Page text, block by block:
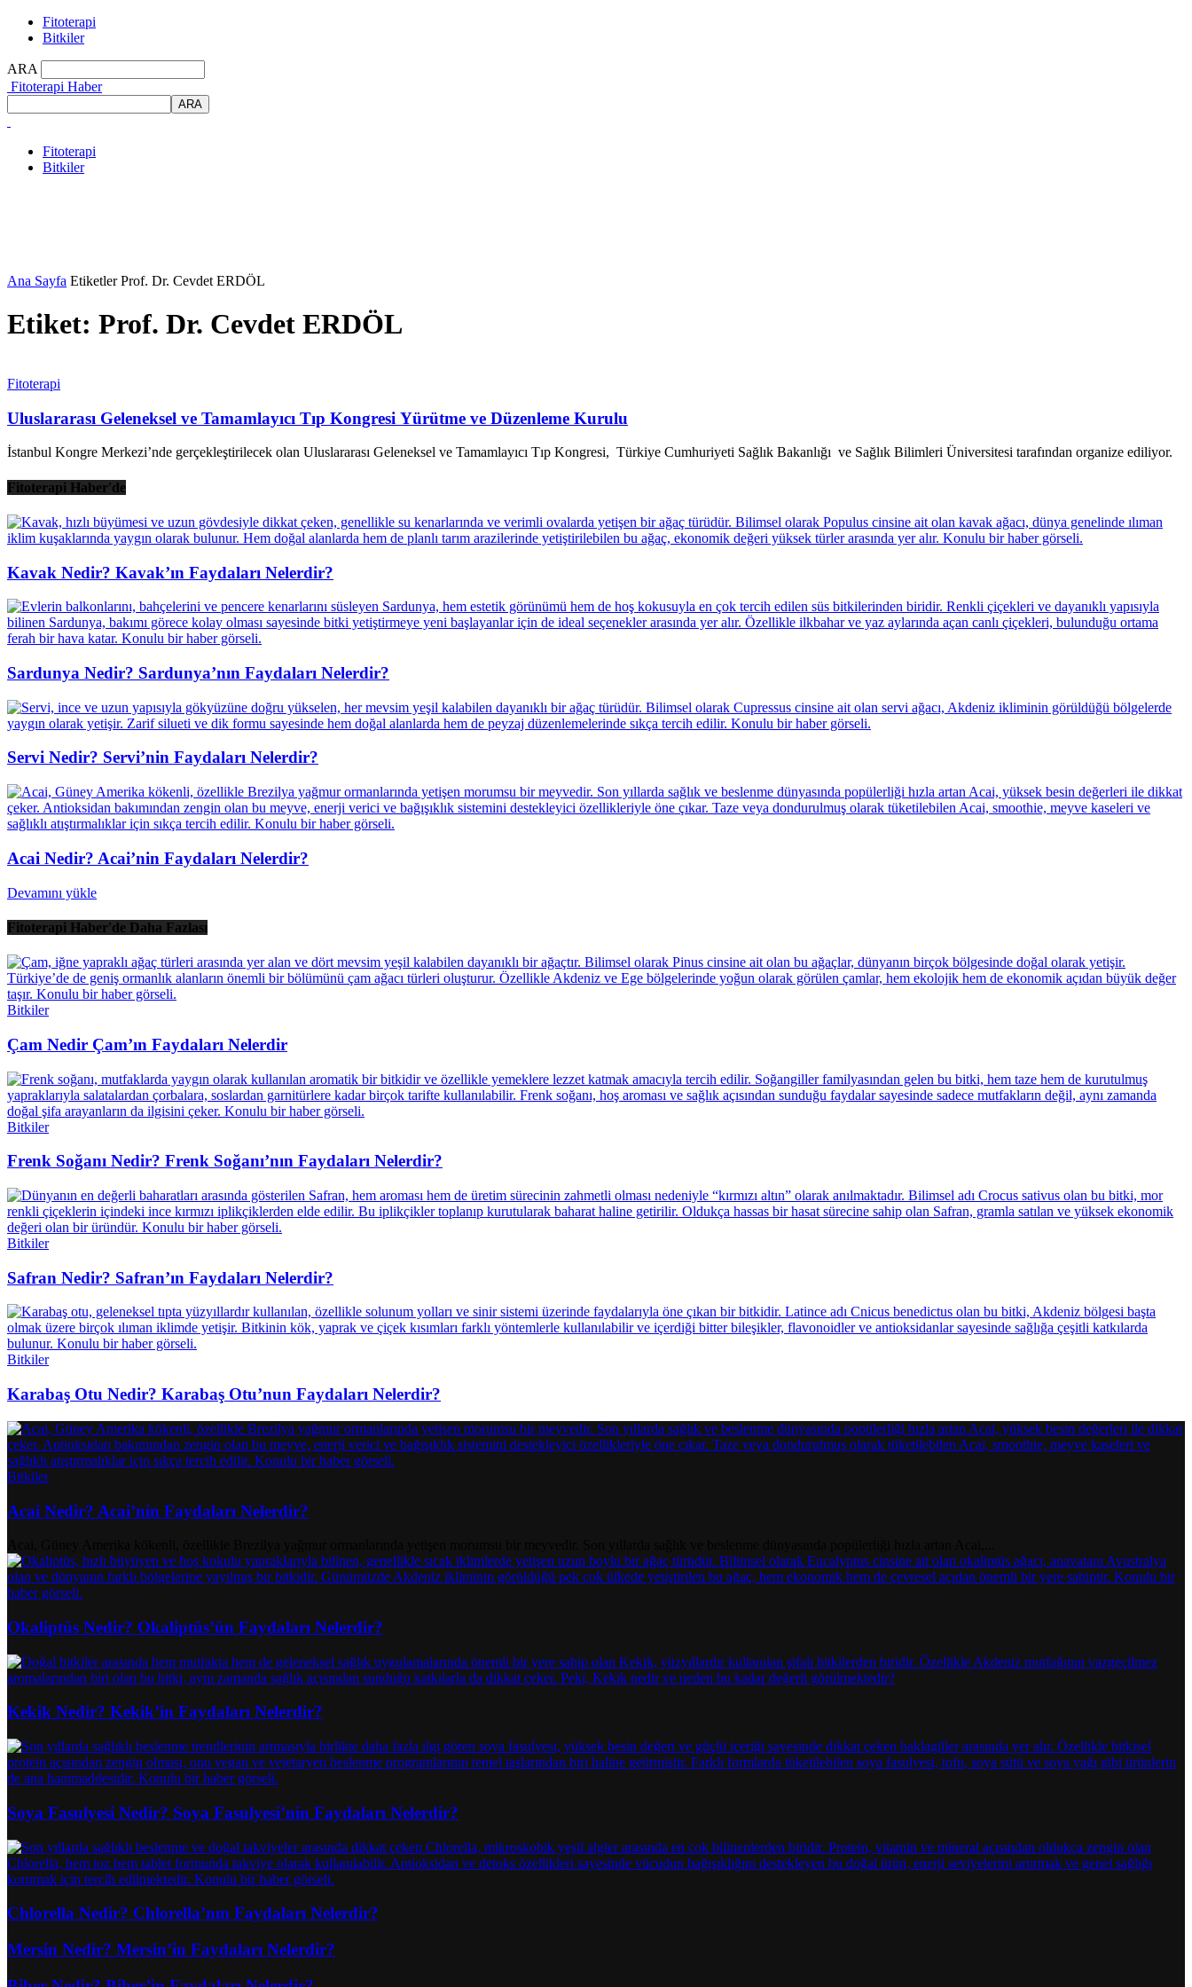
Fitoterapi
Bitkiler
ARA
Fitoterapi Haber
Fitoterapi
Bitkiler
Ana Sayfa Etiketler Prof. Dr. Cevdet ERDÖL
Etiket: Prof. Dr. Cevdet ERDÖL
Fitoterapi
Uluslararası Geleneksel ve Tamamlayıcı Tıp Kongresi Yürütme ve Düzenleme Kurulu
İstanbul Kongre Merkezi’nde gerçekleştirilecek olan Uluslararası Geleneksel ve Tamamlayıcı Tıp Kongresi, Türkiye Cumhuriyeti Sağlık Bakanlığı ve Sağlık Bilimleri Üniversitesi tarafından organize ediliyor.
Fitoterapi Haber'de
Kavak Nedir? Kavak’ın Faydaları Nelerdir?
Sardunya Nedir? Sardunya’nın Faydaları Nelerdir?
Servi Nedir? Servi’nin Faydaları Nelerdir?
Acai Nedir? Acai’nin Faydaları Nelerdir?
Devamını yükle
Fitoterapi Haber'de Daha Fazlası
Bitkiler
Çam Nedir Çam’ın Faydaları Nelerdir
Bitkiler
Frenk Soğanı Nedir? Frenk Soğanı’nın Faydaları Nelerdir?
Bitkiler
Safran Nedir? Safran’ın Faydaları Nelerdir?
Bitkiler
Karabaş Otu Nedir? Karabaş Otu’nun Faydaları Nelerdir?
Bitkiler
Acai Nedir? Acai’nin Faydaları Nelerdir?
Okaliptüs Nedir? Okaliptüs’ün Faydaları Nelerdir?
Kekik Nedir? Kekik’in Faydaları Nelerdir?
Soya Fasulyesi Nedir? Soya Fasulyesi’nin Faydaları Nelerdir?
Chlorella Nedir? Chlorella’nın Faydaları Nelerdir?
Mersin Nedir? Mersin’in Faydaları Nelerdir?